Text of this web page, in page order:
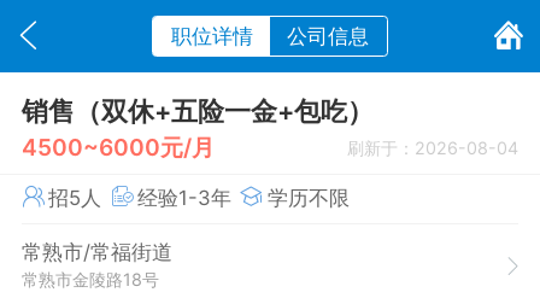
职位详情 公司信息
销售（双休+五险一金+包吃）
4500~6000元/月 刷新于：2026-08-04
招5人 经验1-3年 学历不限
常熟市/常福街道
常熟市金陵路18号